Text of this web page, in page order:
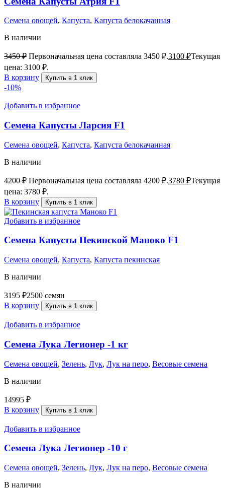
Семена овощей, Капуста, Капуста белокачанная
В наличии
3450₽ Первоначальная цена составляла 3450 ₽.3100 ₽Текущая
цена: 3100 ₽.
В корзину
Купить в 1 клик
-10%
Добавить в избранное
Семена Капусты Ларсия F1
Семена овощей, Капуста, Капуста белокачанная
В наличии
4200₽ Первоначальная цена составляла 4200 ₽.3780 ₽Текущая
цена: 3780 ₽.
В корзину
Купить в 1 клик
Добавить в избранное
Семена Капусты Пекинской Маноко F1
Семена овощей, Капуста, Капуста пекинская
В наличии
3195 ₽2500 семян
В корзину
Купить в 1 клик
Добавить в избранное
Семена Лука Легионер -1 кг
Семена овощей, Зелень, Лук, Лук на перо, Весовые семена
В наличии
14995 ₽
В корзину
Купить в 1 клик
Добавить в избранное
Семена Лука Легионер -10 г
Семена овощей, Зелень, Лук, Лук на перо, Весовые семена
В наличии